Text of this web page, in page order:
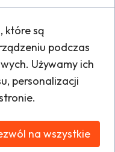
które są
podczas
Używamy ich
personalizacji
na wszystkie